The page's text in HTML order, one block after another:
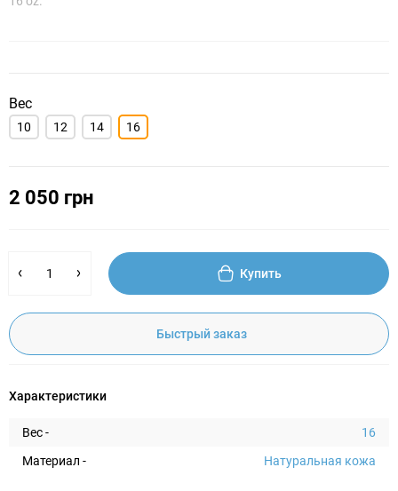
Вес
10 12 14 16
2 050 грн
Купить
Быстрый заказ
Характеристики
Вес -
16
Материал -
Натуральная кожа